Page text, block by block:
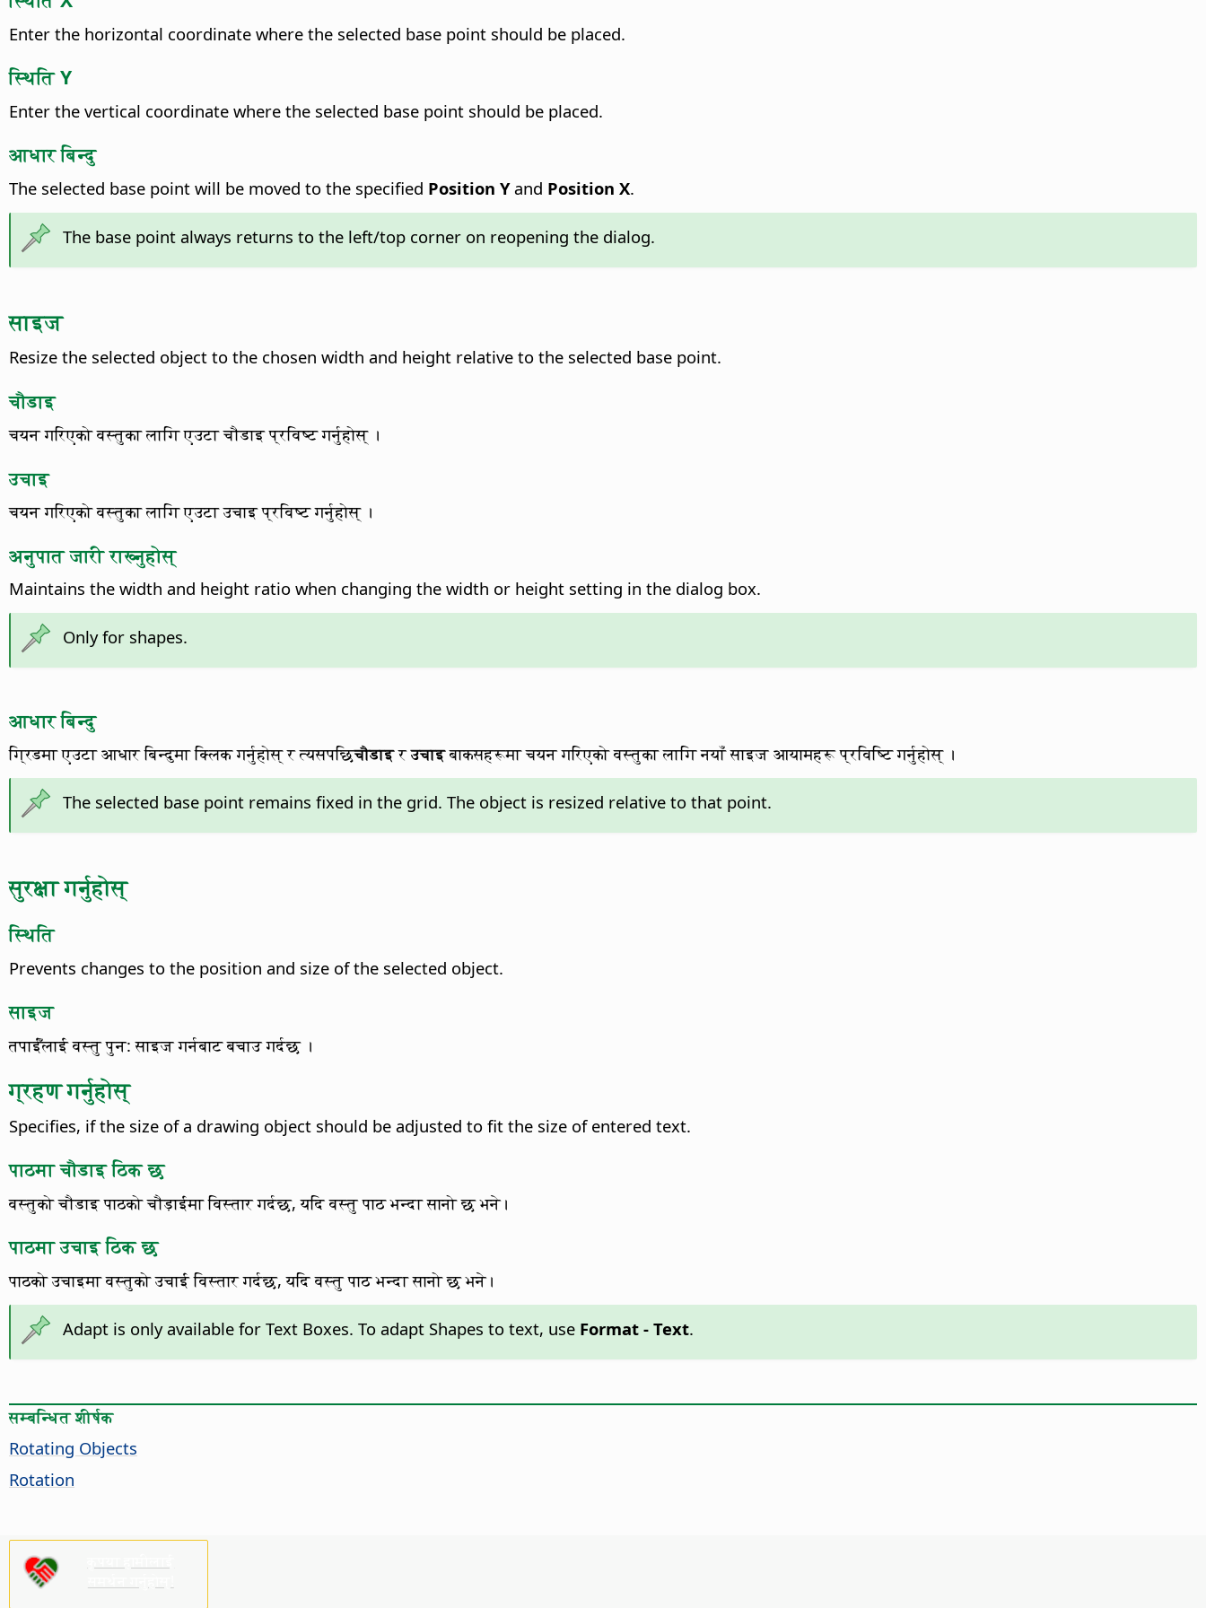
Enter the horizontal coordinate where the selected base point should be placed.
स्थिति Y
Enter the vertical coordinate where the selected base point should be placed.
आधार बिन्दु
The selected base point will be moved to the specified Position Yand Position X.
The base point always returns to the left/top corner on reopening the dialog.
साइज
Resize the selected object to the chosen width and height relative to the selected base point.
चौडाइ
चयन गरिएको वस्तुका लागि एउटा चौडाइ प्रविष्ट गर्नुहोस् ।
उचाइ
चयन गरिएको वस्तुका लागि एउटा उचाइ प्रविष्ट गर्नुहोस् ।
अनुपात जारी राख्नुहोस्
Maintains the width and height ratio when changing the width or height setting in the dialog box.
Only for shapes.
आधार बिन्दु
ग्रिडमा एउटा आधार बिन्दुमा क्लिक गर्नुहोस् र त्यसपछिचौडाइरउचाइबाकसहरूमा चयन गरिएको वस्तुका लागि नयाँ साइज आयामहरू प्रविष्टि गर्नुहोस् ।
The selected base point remains fixed in the grid. The object is resized relative to that point.
सुरक्षा गर्नुहोस्
स्थिति
Prevents changes to the position and size of the selected object.
साइज
तपाईँलाई वस्तु पुन: साइज गर्नबाट बचाउ गर्दछ ।
ग्रहण गर्नुहोस्
Specifies, if the size of a drawing object should be adjusted to fit the size of entered text.
पाठमा चौडाइ ठिक छ
वस्तुको चौडाइ पाठको चौड़ाईमा विस्तार गर्दछ, यदि वस्तु पाठ भन्दा सानो छ भने।
पाठमा उचाइ ठिक छ
पाठको उचाइमा वस्तुको उचाई विस्तार गर्दछ, यदि वस्तु पाठ भन्दा सानो छ भने।
Adapt is only available for Text Boxes. To adapt Shapes to text, use Format - Text.
सम्बन्धित शीर्षक
Rotating Objects
Rotation